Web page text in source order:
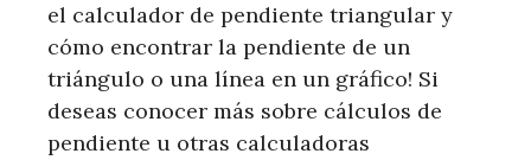
el calculador de pendiente triangular y
cómo encontrar la pendiente de un
triángulo o una línea en un gráfico! Si
deseas conocer más sobre cálculos de
pendiente u otras calculadoras